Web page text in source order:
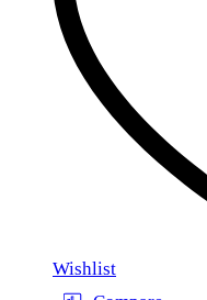
Wishlist